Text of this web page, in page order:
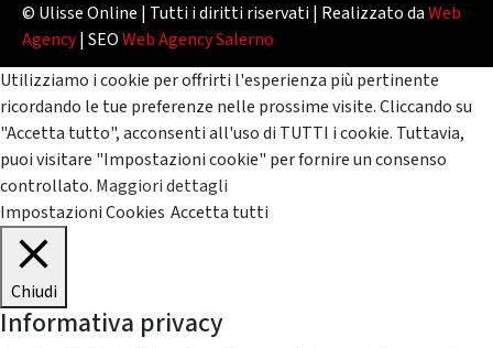
© Ulisse Online | Tutti i diritti riservati | Realizzato daWeb
Agency| SEOWeb Agency Salerno
Utilizziamo i cookie per offrirti l'esperienza più pertinente
ricordando le tue preferenze nelle prossime visite. Cliccando su
"Accetta tutto", acconsenti all'uso di TUTTI i cookie. Tuttavia,
puoi visitare "Impostazioni cookie" per fornire un consenso
controllato. Maggiori dettagli
Impostazioni Cookies Accetta tutti
Chiudi
Informativa privacy